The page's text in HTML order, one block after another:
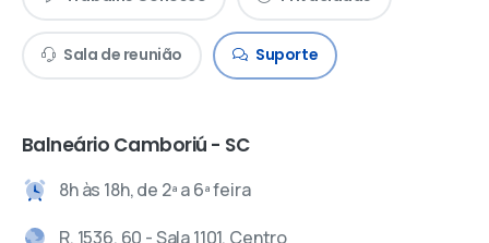
Sala de reunião Suporte
Balneário Camboriú - SC
8h às 18h, de 2ª a 6ª feira
R. 1536, 60 - Sala 1101, Centro